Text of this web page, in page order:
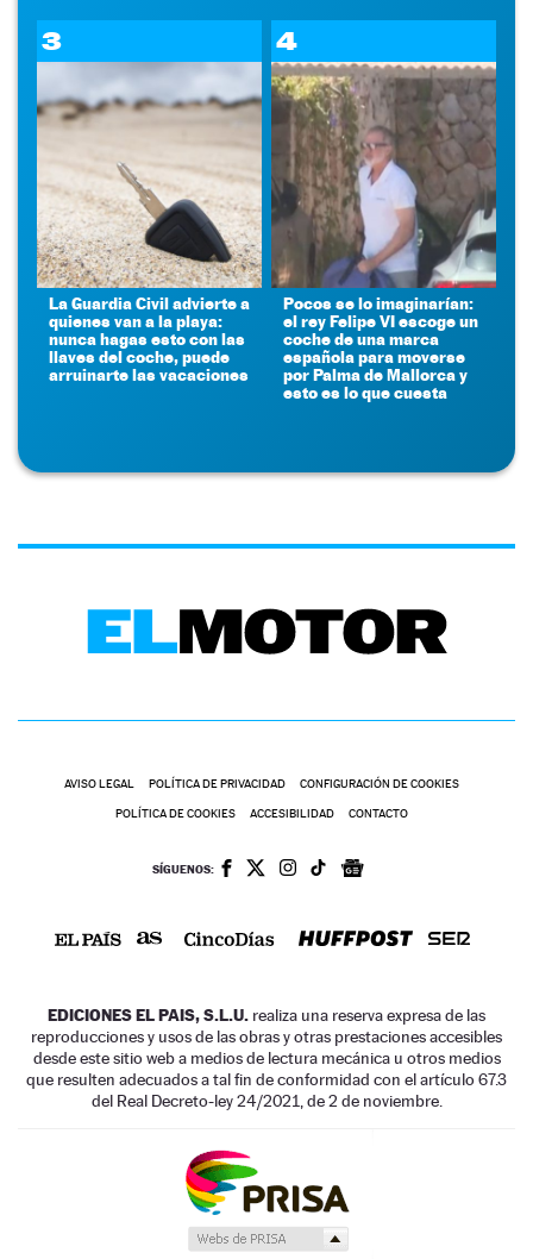
3
La Guardia Civil advierte a
quienes van a la playa:
nunca hagas esto con las
llaves del coche, puede
arruinarte las vacaciones
4
Pocos se lo imaginarían:
el rey Felipe VI escoge un
coche de una marca
española para moverse
por Palma de Mallorca y
esto es lo que cuesta
AVISO LEGAL POLÍTICA DE PRIVACIDAD CONFIGURACIÓN DE COOKIES
POLÍTICA DE COOKIES ACCESIBILIDAD CONTACTO
SÍGUENOS:
EDICIONES EL PAIS, S.L.U. realiza una reserva expresa de las
reproducciones y usos de las obras y otras prestaciones accesibles
desde este sitio web a medios de lectura mecánica u otros medios
que resulten adecuados a tal fin de conformidad con el artículo 67.3
del Real Decreto-ley 24/2021, de 2 de noviembre.